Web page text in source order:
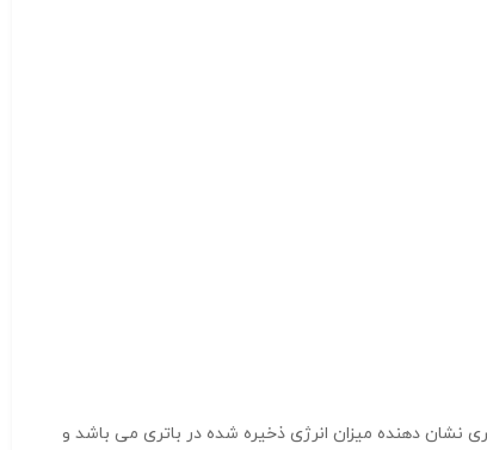
ارائه دهد. این ظرفیت باتری نشان دهنده میزان انرژی ذخیره شده در باتری می باشد و